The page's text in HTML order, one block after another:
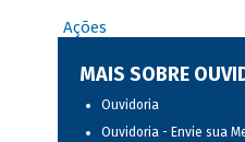
Ações
MAIS SOBRE
Ouvidoria
Ouvidoria - Envie sua